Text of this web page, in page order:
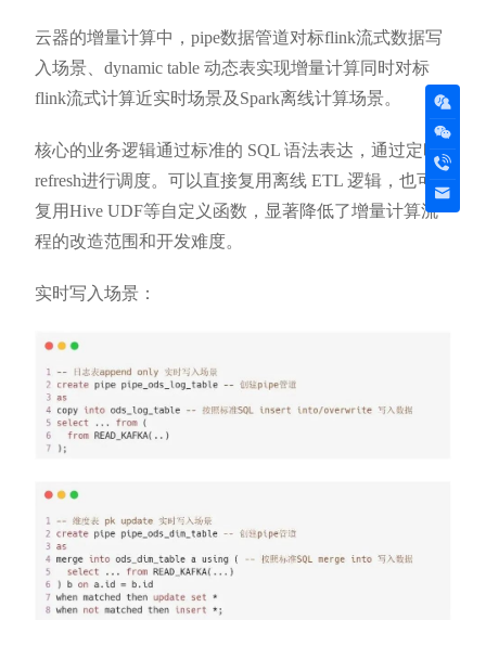
云器的增量计算中，pipe数据管道对标flink流式数据写
入场景、dynamic table 动态表实现增量计算同时对标
flink流式计算近实时场景及Spark离线计算场景。
核心的业务逻辑通过标准的 SQL 语法表达，通过定时
refresh进行调度。可以直接复用离线 ETL 逻辑，也可以
复用Hive UDF等自定义函数，显著降低了增量计算流
程的改造范围和开发难度。
实时写入场景：